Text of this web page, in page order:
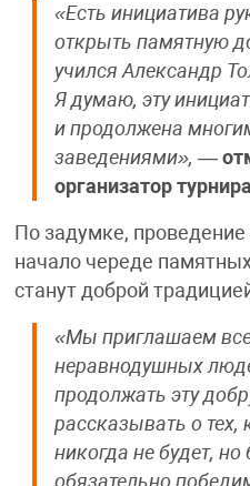
«Есть инициатива
открыть памятную
учился Александр
Я думаю, эту
и продолжена
заведениями», —
организатор
По задумке,
начало череде
станут доброй
«Мы приглашаем
неравнодушных
продолжать эту
рассказывать о тех,
никогда не будет,
обязательно